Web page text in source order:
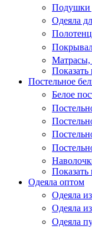
Подушки
Одеяла
Матрасы,
Показать
Постельное
Белое
Показать
Одеяла оптом
Одеяла
Одеяла
Одеяла